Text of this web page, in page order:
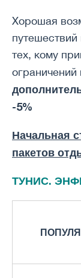
Хорошая
тех, кому
ограничений
-5%
Начальная
пакетов
ТУНИС.